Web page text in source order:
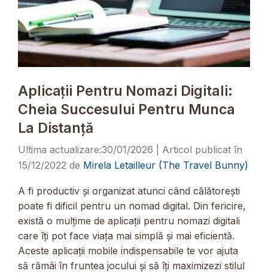
Aplicații Pentru Nomazi Digitali:
Cheia Succesului Pentru Munca
La Distanță
30/01/2026
15/12/2022 de Mirela Letailleur (The Travel Bunny)
A fi productiv și organizat atunci când călătorești
poate fi dificil pentru un nomad digital. Din fericire,
există o mulțime de aplicații pentru nomazi digitali
care îți pot face viața mai simplă și mai eficientă.
Aceste aplicații mobile indispensabile te vor ajuta
să rămâi în fruntea jocului și să îți maximizezi stilul